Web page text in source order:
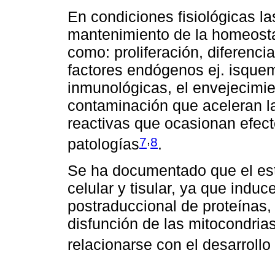
En condiciones fisiológicas
mantenimiento de la
como: proliferación,
factores endógenos ej.
inmunológicas, el
contaminación que aceleran
reactivas que ocasionan
patologías7,8.
Se ha documentado que el
celular y tisular, ya que
postraduccional de
disfunción de las
relacionarse con el